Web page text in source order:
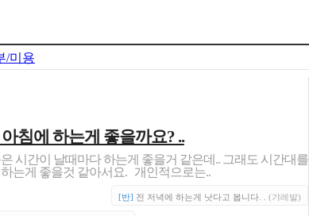
/미용
침에 하는게 좋을까요? ..
시간이 날때마다 하는게 좋을거 같은데.. 그래도 시간대를
는게 좋을것 같아서요. 개인적으로는..
[반] 전 저녁에 하는게 낫다고 봅니다. . (갸레발)